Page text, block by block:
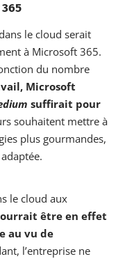
le cloud serait
à Microsoft 365.
du nombre
Microsoft
suffirait pour
souhaitent mettre à
plus gourmandes,
le cloud aux
être en effet
au vu de
l’entreprise ne